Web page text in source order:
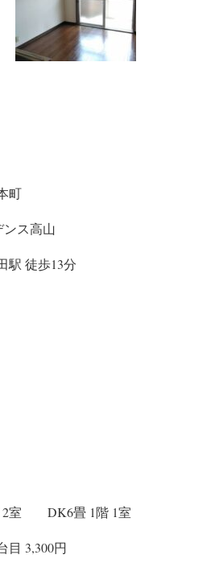
町
ス高山
駅 徒歩13分
2室 DK6畳 1階 1室
3,300円